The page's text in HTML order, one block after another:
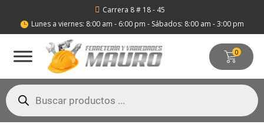
 Carrera 8 # 18 - 45
 Lunes a viernes: 8:00 am - 6:00 pm - Sábados: 8:00 am - 3:00 pm
0
Búsqueda
de
productos